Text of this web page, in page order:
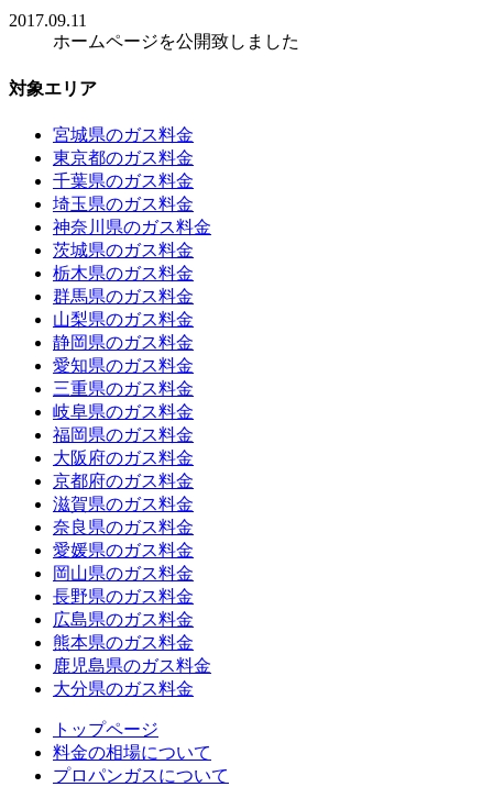
2017.09.11
ホームページを公開致しました
対象エリア
宮城県のガス料金
東京都のガス料金
千葉県のガス料金
埼玉県のガス料金
神奈川県のガス料金
茨城県のガス料金
栃木県のガス料金
群馬県のガス料金
山梨県のガス料金
静岡県のガス料金
愛知県のガス料金
三重県のガス料金
岐阜県のガス料金
福岡県のガス料金
大阪府のガス料金
京都府のガス料金
滋賀県のガス料金
奈良県のガス料金
愛媛県のガス料金
岡山県のガス料金
長野県のガス料金
広島県のガス料金
熊本県のガス料金
鹿児島県のガス料金
大分県のガス料金
トップページ
料金の相場について
プロパンガスについて